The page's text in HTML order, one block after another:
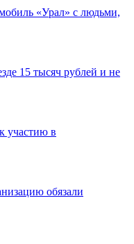
«Урал» с людьми,
15 тысяч рублей и не
участию в
обязали